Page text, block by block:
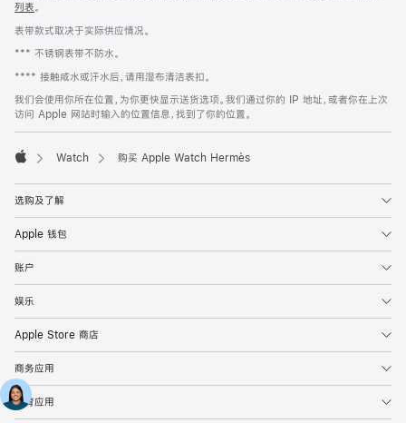
列表。
表带款式取决于实际供应情况。
*** 不锈钢表带不防水。
**** 接触咸水或汗水后，请用湿布清洁表扣。
我们会使用你所在位置，为你更快显示送货选项。我们通过你的 IP 地址，或者你在上次
访问 Apple 网站时输入的位置信息，找到了你的位置。
Watch 购买 Apple Watch Hermès
选购及了解
Apple 钱包
账户
娱乐
Apple Store 商店
商务应用
教育应用